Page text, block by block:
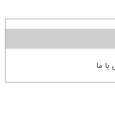
ما